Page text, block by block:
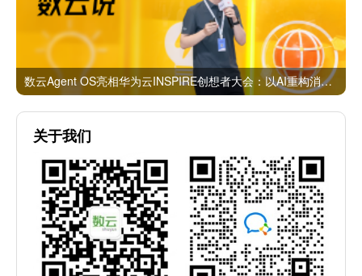
数云Agent OS亮相华为云INSPIRE创想者大会：以AI重构消费者运营与零售营销新范式
关于我们